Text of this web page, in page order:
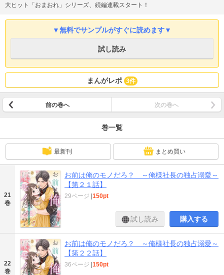
大ヒット「おまおれ」シリーズ、続編連載スタート！
▼無料でサンプルがすぐに読めます▼
試し読み
まんがレポ 3件
前の巻へ 次の巻へ
巻一覧
最新刊 まとめ買い
21
巻
お前は俺のモノだろ？ ～俺様社長の独占溺愛～
【第２１話】
29ページ |150pt
試し読み 購入する
22
巻
お前は俺のモノだろ？ ～俺様社長の独占溺愛～
【第２２話】
36ページ |150pt